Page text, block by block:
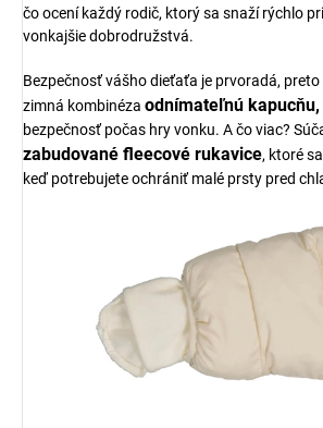
čo ocení každý rodič, ktorý sa snaží rýchlo
vonkajšie dobrodružstvá.
Bezpečnosť vášho dieťaťa je prvoradá,
zimná kombinéza odnímateľnú
bezpečnosť počas hry vonku. A čo viac?
zabudované fleecové rukavice, ktoré
keď potrebujete ochrániť malé prsty pred